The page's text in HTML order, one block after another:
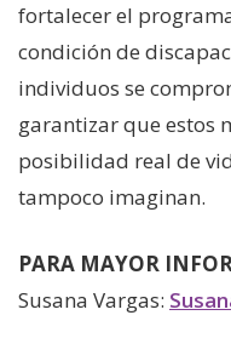
fortalecer el
condición de
individuos se
garantizar que estos
posibilidad real de
tampoco imaginan.
PARA MAYOR
Susana Vargas: